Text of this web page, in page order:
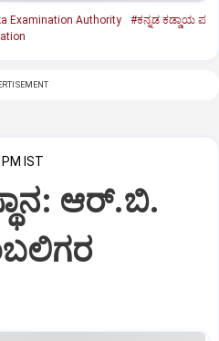
Examination Authority
#ಕನ್ನಡ ಕಡ್ಡಾಯ ಪ
IST
ಆರ್.ಬಿ.